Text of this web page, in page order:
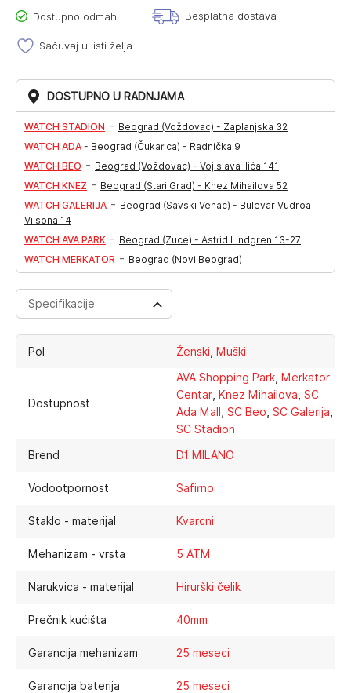
UTBJ06
Ultra
Thin
količina
Dostupno odmah Besplatna dostava
Sačuvaj u listi želja
DOSTUPNO U RADNJAMA
WATCH STADION - Beograd (Voždovac) - Zaplanjska 32
WATCH ADA - Beograd (Čukarica) - Radnička 9
WATCH BEO - Beograd (Voždovac) - Vojislava Ilića 141
WATCH KNEZ - Beograd (Stari Grad) - Knez Mihailova 52
WATCH GALERIJA - Beograd (Savski Venac) - Bulevar Vudroa
Vilsona 14
WATCH AVA PARK - Beograd (Zuce) - Astrid Lindgren 13-27
WATCH MERKATOR - Beograd (Novi Beograd)
Specifikacije
Pol Ženski, Muški
Dostupnost
AVA Shopping Park, Merkator
Centar, Knez Mihailova, SC
Ada Mall , SC Beo, SC Galerija,
SC Stadion
Brend D1 MILANO
Vodootpornost Safirno
Staklo - materijal Kvarcni
Mehanizam - vrsta 5 ATM
Narukvica - materijal Hirurški čelik
Prečnik kućišta 40mm
Garancija mehanizam 25 meseci
Garancija baterija 25 meseci